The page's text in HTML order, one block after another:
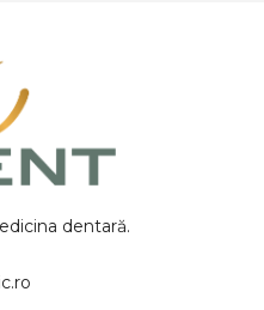
dentară.